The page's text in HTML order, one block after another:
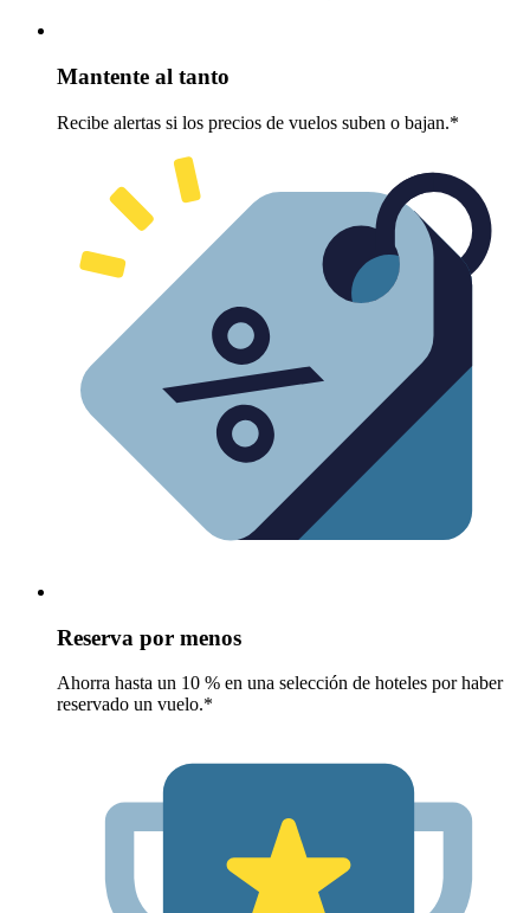
Mantente al tanto
Recibe alertas si los precios de vuelos suben o bajan.*
Reserva por menos
Ahorra hasta un 10 % en una selección de hoteles por haber
reservado un vuelo.*